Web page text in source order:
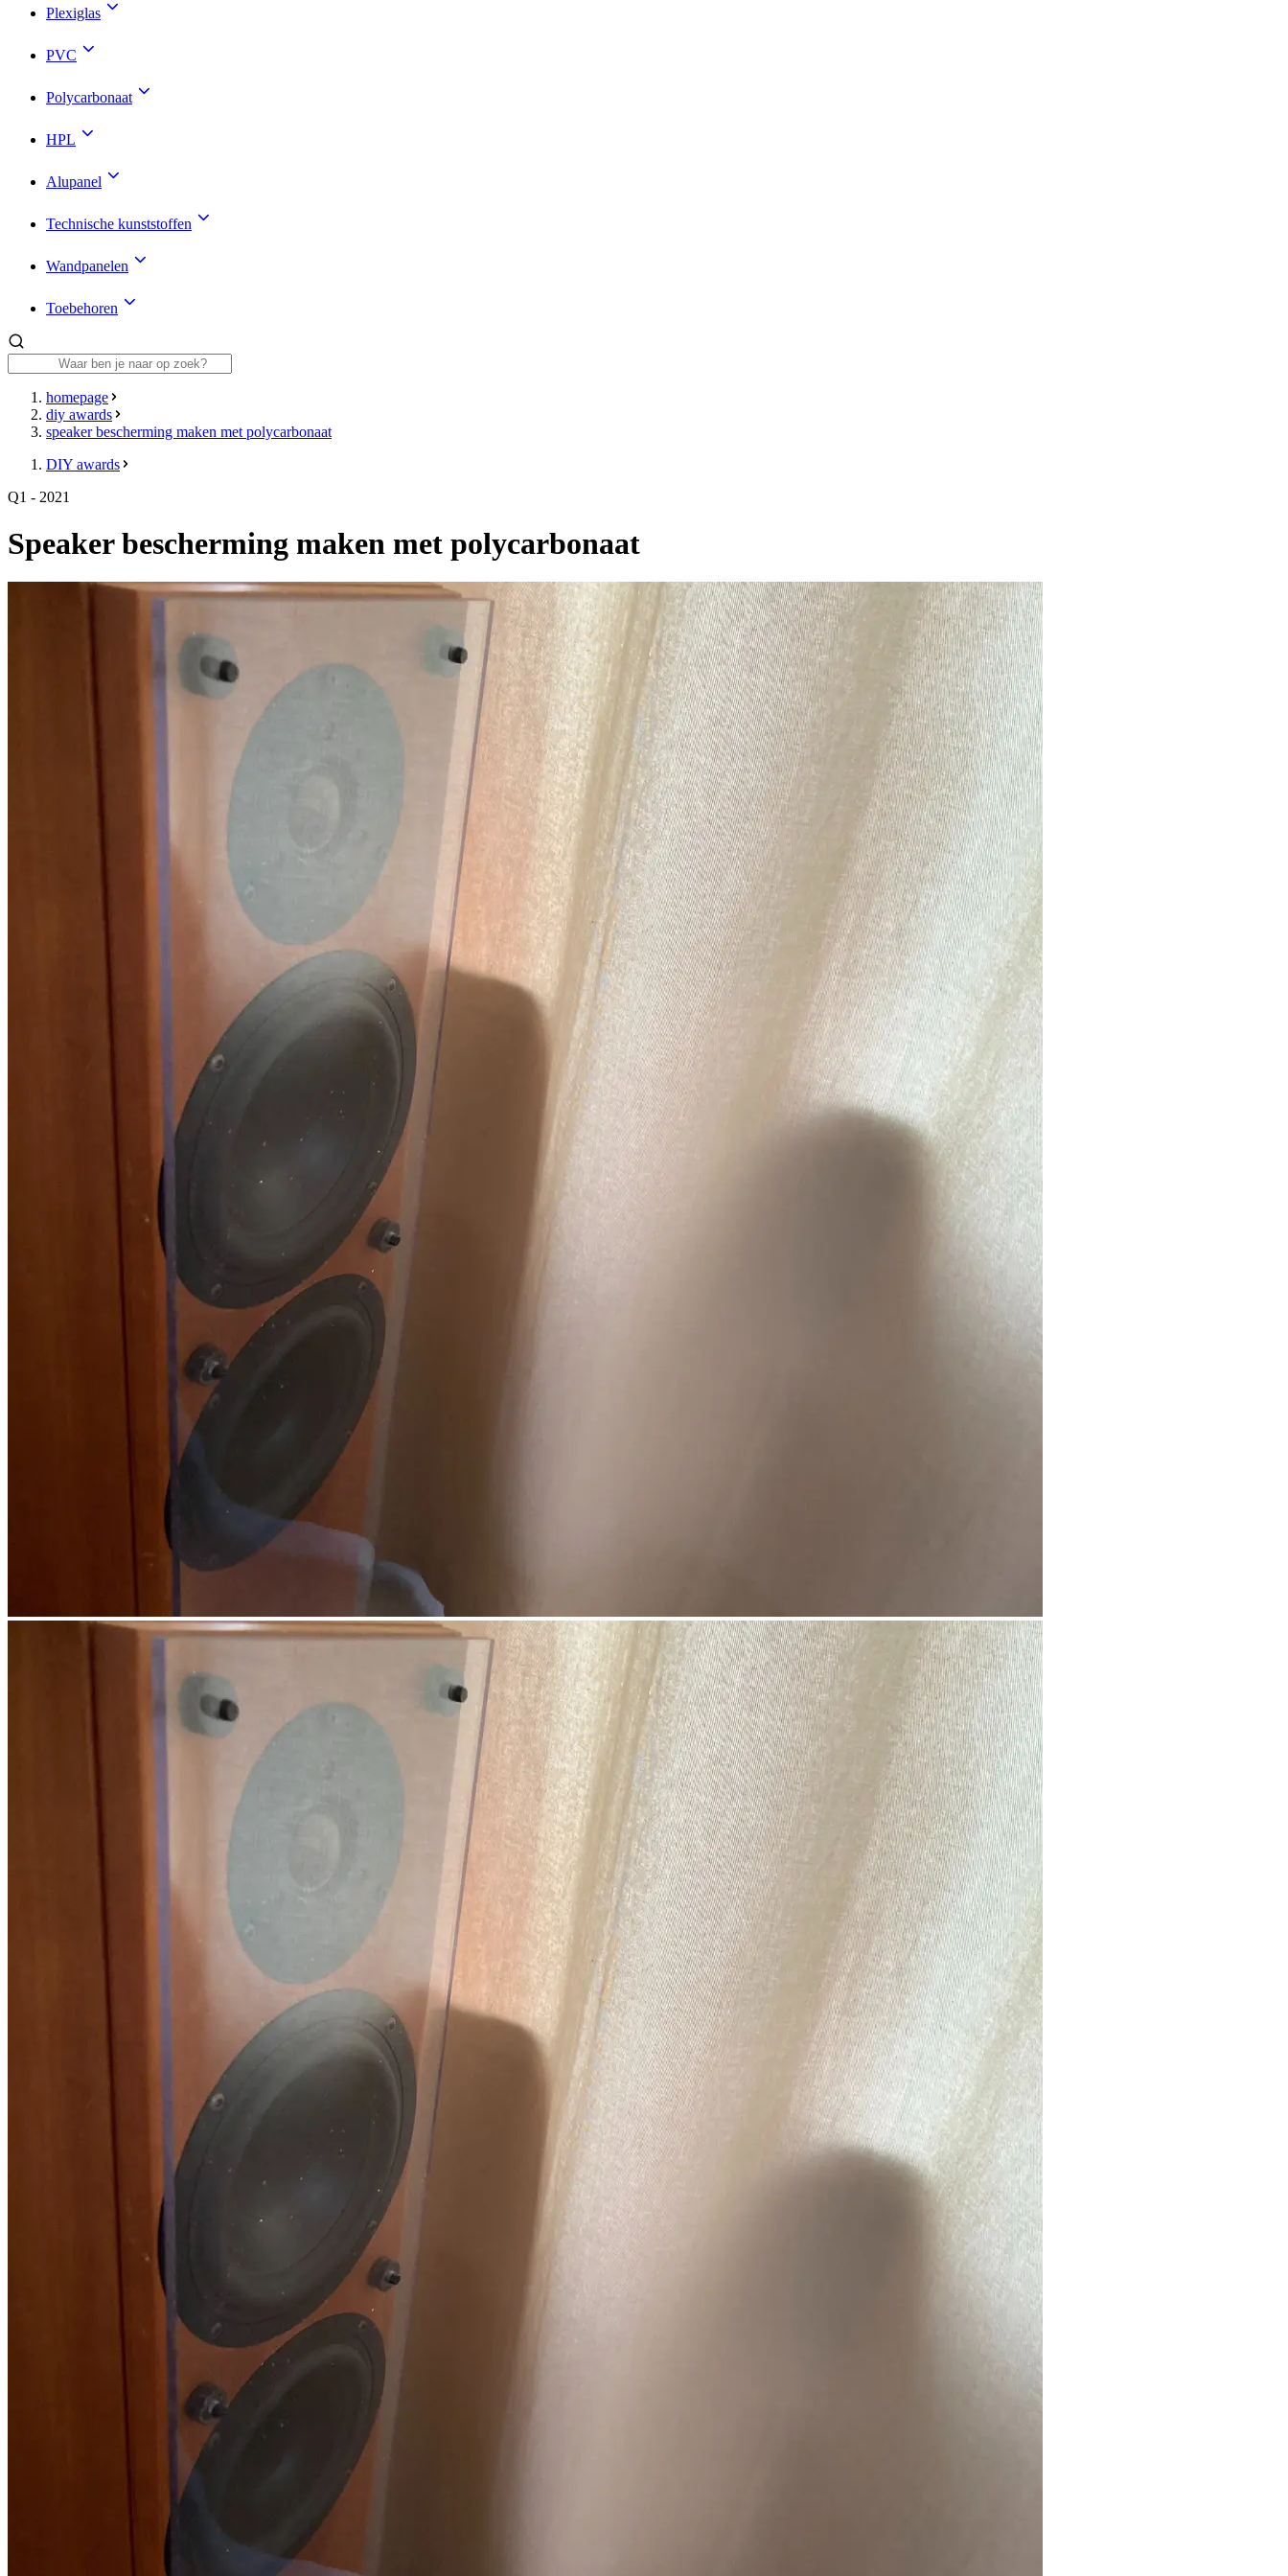
Plexiglas
PVC
Polycarbonaat
HPL
Alupanel
Technische kunststoffen
Wandpanelen
Toebehoren
homepage
diy awards
speaker bescherming maken met polycarbonaat
DIY awards
Q1 - 2021
Speaker bescherming maken met polycarbonaat